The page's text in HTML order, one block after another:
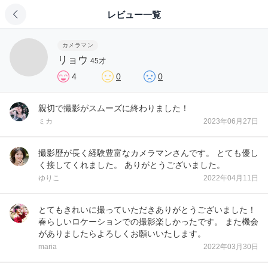
レビュー一覧
カメラマン
リョウ 45才
4 0 0
親切で撮影がスムーズに終わりました！
ミカ 2023年06月27日
撮影歴が長く経験豊富なカメラマンさんです。 とても優し
く接してくれました。 ありがとうございました。
ゆりこ 2022年04月11日
とてもきれいに撮っていただきありがとうございました！
春らしいロケーションでの撮影楽しかったです。 また機会
がありましたらよろしくお願いいたします。
maria 2022年03月30日